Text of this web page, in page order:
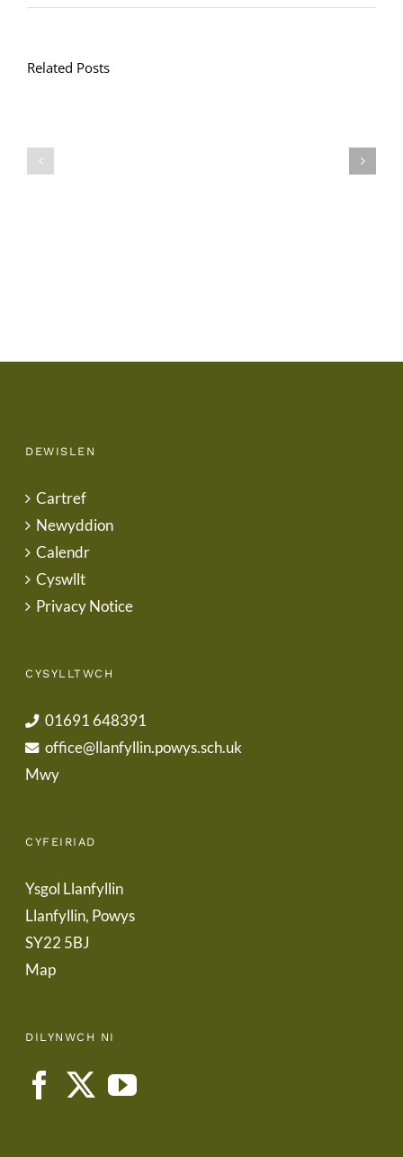
Related Posts
DEWISLEN
Cartref
Newyddion
Calendr
Cyswllt
Privacy Notice
CYSYLLTWCH
01691 648391
office@llanfyllin.powys.sch.uk
Mwy
CYFEIRIAD
Ysgol Llanfyllin
Llanfyllin, Powys
SY22 5BJ
Map
DILYNWCH NI